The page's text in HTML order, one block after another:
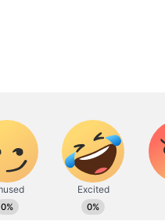
ఉంటుంది.